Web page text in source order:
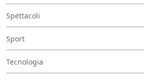
Spettacoli
Sport
Tecnologia